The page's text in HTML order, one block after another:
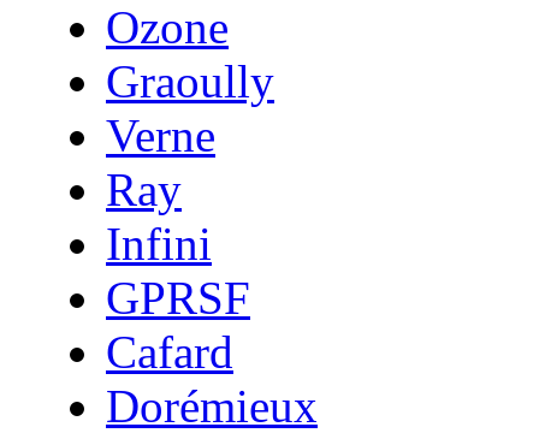
Ozone
Graoully
Verne
Ray
Infini
GPRSF
Cafard
Dorémieux